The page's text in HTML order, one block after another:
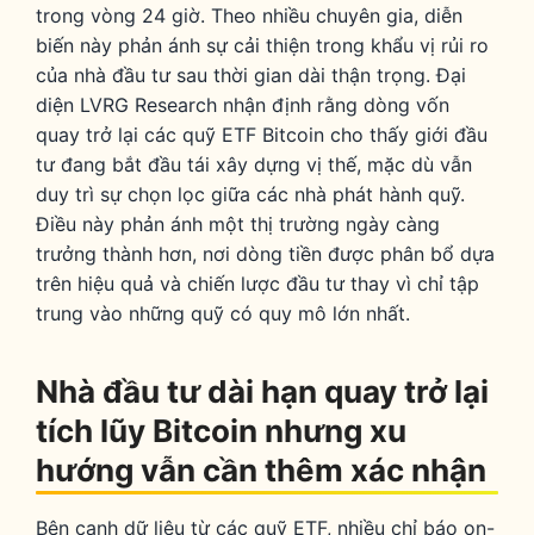
trong vòng 24 giờ. Theo nhiều chuyên gia, diễn
biến này phản ánh sự cải thiện trong khẩu vị rủi ro
của nhà đầu tư sau thời gian dài thận trọng. Đại
diện LVRG Research nhận định rằng dòng vốn
quay trở lại các quỹ ETF Bitcoin cho thấy giới đầu
tư đang bắt đầu tái xây dựng vị thế, mặc dù vẫn
duy trì sự chọn lọc giữa các nhà phát hành quỹ.
Điều này phản ánh một thị trường ngày càng
trưởng thành hơn, nơi dòng tiền được phân bổ dựa
trên hiệu quả và chiến lược đầu tư thay vì chỉ tập
trung vào những quỹ có quy mô lớn nhất.
Nhà đầu tư dài hạn quay trở lại
tích lũy Bitcoin nhưng xu
hướng vẫn cần thêm xác nhận
Bên cạnh dữ liệu từ các quỹ ETF, nhiều chỉ báo on-